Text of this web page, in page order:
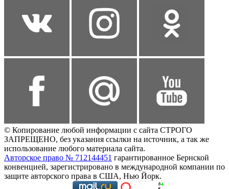
© Копирование любой информации с сайта СТРОГО
ЗАПРЕЩЕНО, без указания ссылки на источник, а так же
использование любого материала сайта.
Авторское право № 712144451 гарантированное Бернской
конвенцией, зарегистрировано в международной компании по
защите авторского права в США, Нью Йорк.